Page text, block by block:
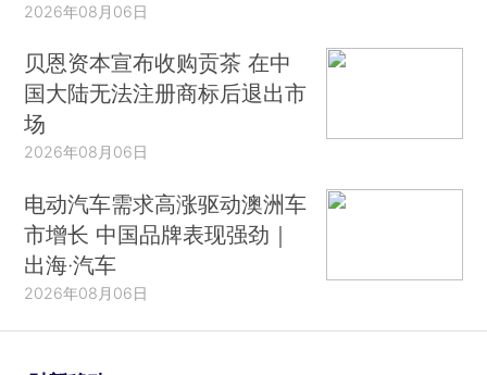
2026年08月06日
贝恩资本宣布收购贡茶 在中
国大陆无法注册商标后退出市
场
2026年08月06日
电动汽车需求高涨驱动澳洲车
市增长 中国品牌表现强劲｜
出海·汽车
2026年08月06日